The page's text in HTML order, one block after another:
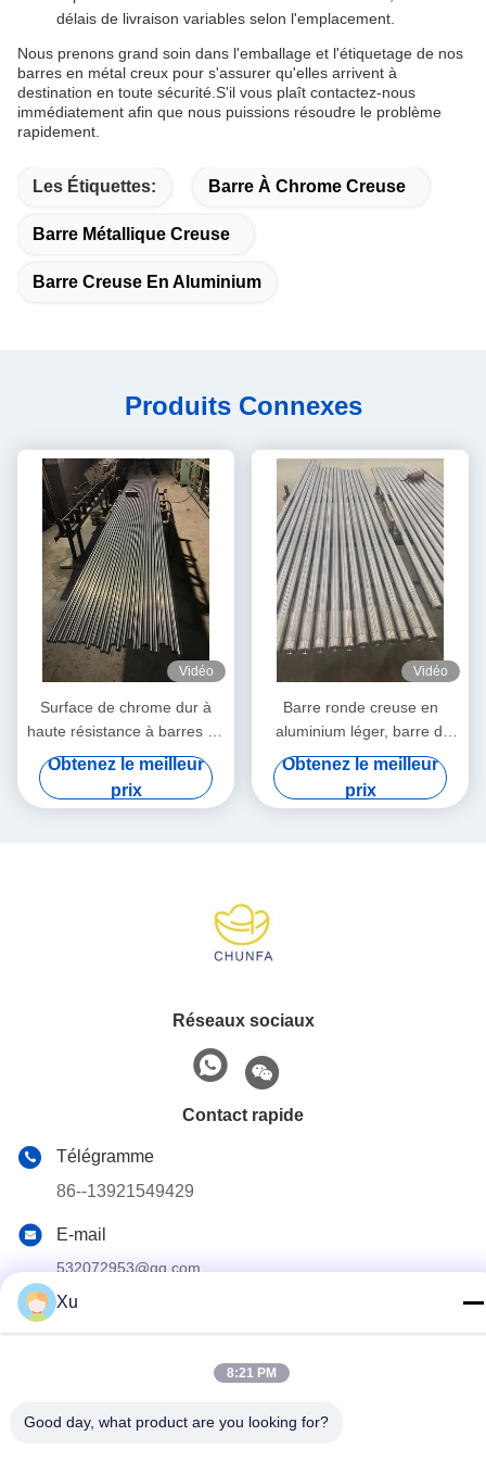
délais de livraison variables selon l'emplacement.
Nous prenons grand soin dans l'emballage et l'étiquetage de nos
barres en métal creux pour s'assurer qu'elles arrivent à
destination en toute sécurité.S'il vous plaît contactez-nous
immédiatement afin que nous puissions résoudre le problème
rapidement.
Les Étiquettes: Barre À Chrome Creuse
Barre Métallique Creuse
Barre Creuse En Aluminium
Produits Connexes
Vidéo
Surface de chrome dur à
haute résistance à barres de
métal creuses rondes
Obtenez le meilleur
prix
Vidéo
Barre ronde creuse en
aluminium léger, barre d'
acier chromée dure
Obtenez le meilleur
prix
Réseaux sociaux
Contact rapide
Télégramme
86--13921549429
E-mail
532072953@qq.com
Adresse
ville de Wuxi, province du Jiangsu
Xu
8:21 PM
Good day, what product are you looking for?